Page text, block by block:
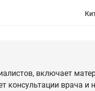
включает
врача и